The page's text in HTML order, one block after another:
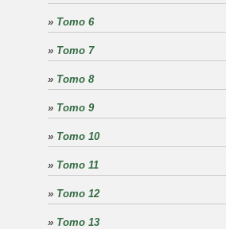
» Tomo 6
» Tomo 7
» Tomo 8
» Tomo 9
» Tomo 10
» Tomo 11
» Tomo 12
» Tomo 13